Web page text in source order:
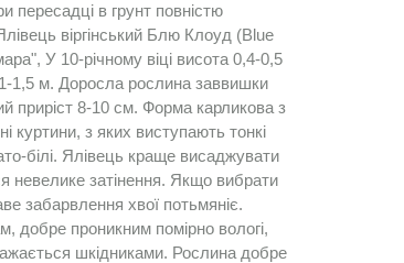
пересадці в грунт повністю
віргінський Блю Клоуд (Blue
У 10-річному віці висота 0,4-0,5
1,5 м. Доросла рослина заввишки
приріст 8-10 см. Форма карликова з
куртини, з яких виступають тонкі
білі. Ялівець краще висаджувати
невелике затінення. Якщо вибрати
забарвлення хвої потьмяніє.
добре проникним помірно вологі,
шкідниками. Рослина добре